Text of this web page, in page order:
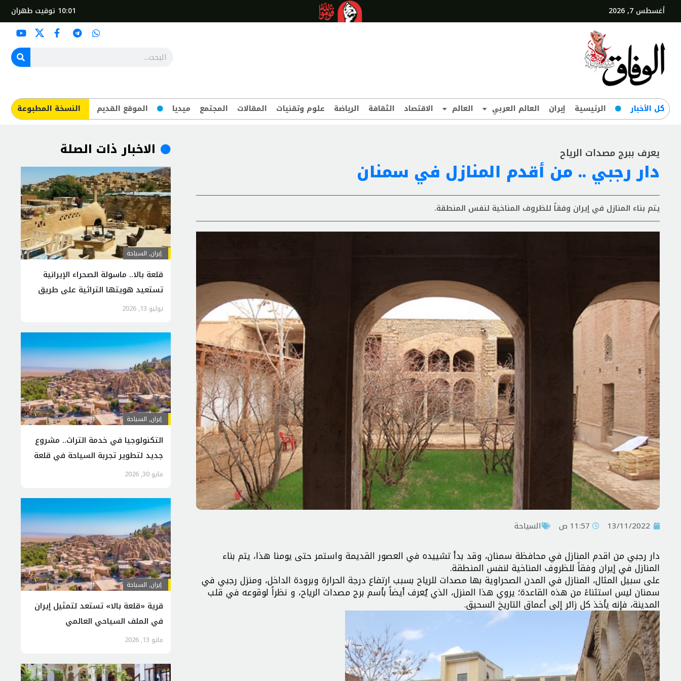
أغسطس 7, 2026 10:01 توقيت طهران
کل‌ الأخبار الرئيسية إيران العالم العربي العالم الاقتصاد الثقافة الرياضة علوم وتقنيات المقالات المجتمع ميديا الموقع القديم ​النسخة المطبوعة
يعرف ببرج مصدات الرياح
دار رجبي .. من أقدم المنازل في سمنان
يتم بناء المنازل في إيران وفقاً للظروف المناخية لنفس المنطقة.
13/11/2022 11:57 ص السياحة
دار رجبي من اقدم المنازل في محافظة سمنان، وقد بدأ تشييده في العصور القديمة واستمر حتى يومنا هذا، يتم بناء
المنازل في إيران وفقاً للظروف المناخية لنفس المنطقة.
على سبيل المثال، المنازل في المدن الصحراوية بها مصدات للرياح بسبب ارتفاع درجة الحرارة وبرودة الداخل، ومنزل رجبي في
سمنان ليس استثناءً من هذه القاعدة؛ يروي هذا المنزل، الذي يُعرف أيضاً بأسم برج مصدات الرياح، و نظراً لوقوعه في قلب
المدينة، فإنه يأخذ كل زائر إلى أعماق التاريخ السحيق.
الاخبار ذات الصلة
إيران, السياحة
قلعة بالا.. ماسولة الصحراء الإيرانية
تستعيد هويتها التراثية على طريق
العالمية
يوليو 13, 2026
إيران, السياحة
التكنولوجيا في خدمة التراث.. مشروع
جديد لتطوير تجربة السياحة في قلعة
بالا
مايو 30, 2026
إيران, السياحة
قرية «قلعة بالا» تستعد لتمثيل إيران
في الملف السياحي العالمي
مايو 13, 2026